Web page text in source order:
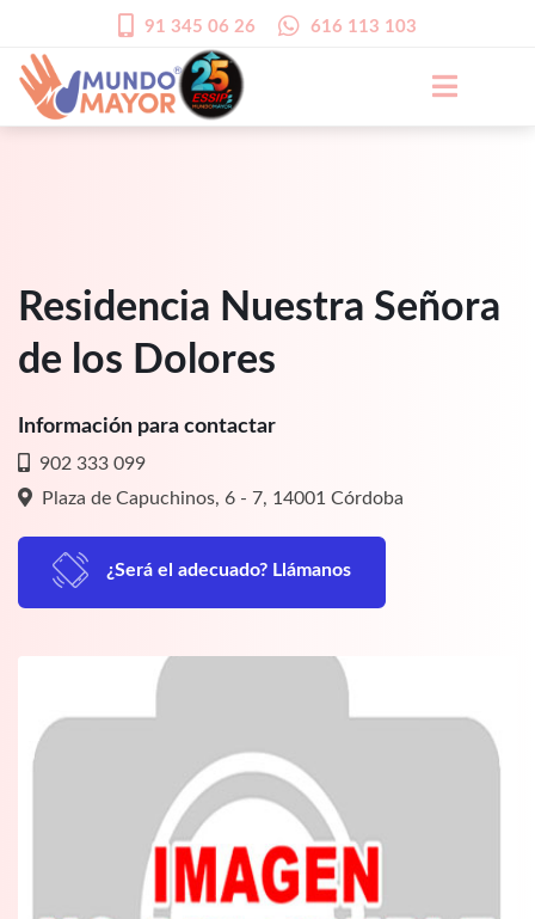
91 345 06 26 616 113 103
Residencia Nuestra Señora
de los Dolores
Información para contactar
902 333 099
Plaza de Capuchinos, 6 - 7, 14001 Córdoba
¿Será el adecuado? Llámanos